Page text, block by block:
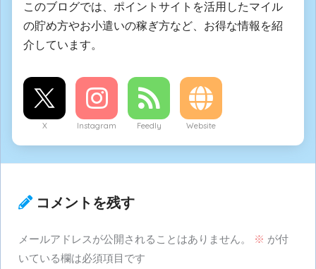
このブログでは、ポイントサイトを活用したマイル
の貯め方やお小遣いの稼ぎ方など、お得な情報を紹
介しています。
X Instagram Feedly Website
コメントを残す
メールアドレスが公開されることはありません。 ※ が付
いている欄は必須項目です